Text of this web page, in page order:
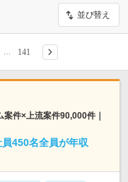
並び替え
141
件×上流案件90,000件｜
450名全員が年収